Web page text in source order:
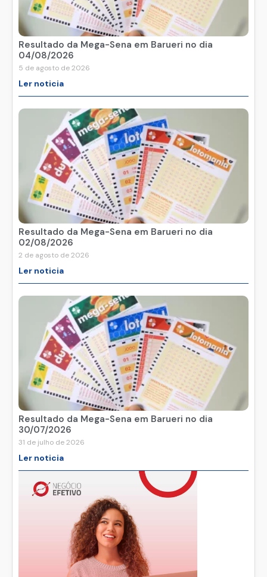
Resultado da Mega-Sena em Barueri no dia
04/08/2026
5 de agosto de 2026
Ler noticia
Resultado da Mega-Sena em Barueri no dia
02/08/2026
2 de agosto de 2026
Ler noticia
Resultado da Mega-Sena em Barueri no dia
30/07/2026
31 de julho de 2026
Ler noticia